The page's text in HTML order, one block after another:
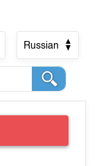
Russian